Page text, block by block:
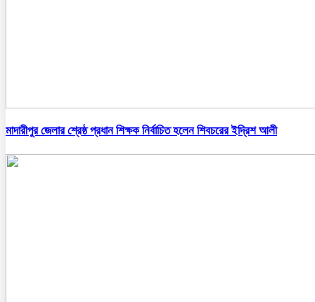
মাদারীপুর জেলার শ্রেষ্ঠ প্রধান শিক্ষক নির্বাচিত হলেন শিবচরের ইদ্রিশ আলী